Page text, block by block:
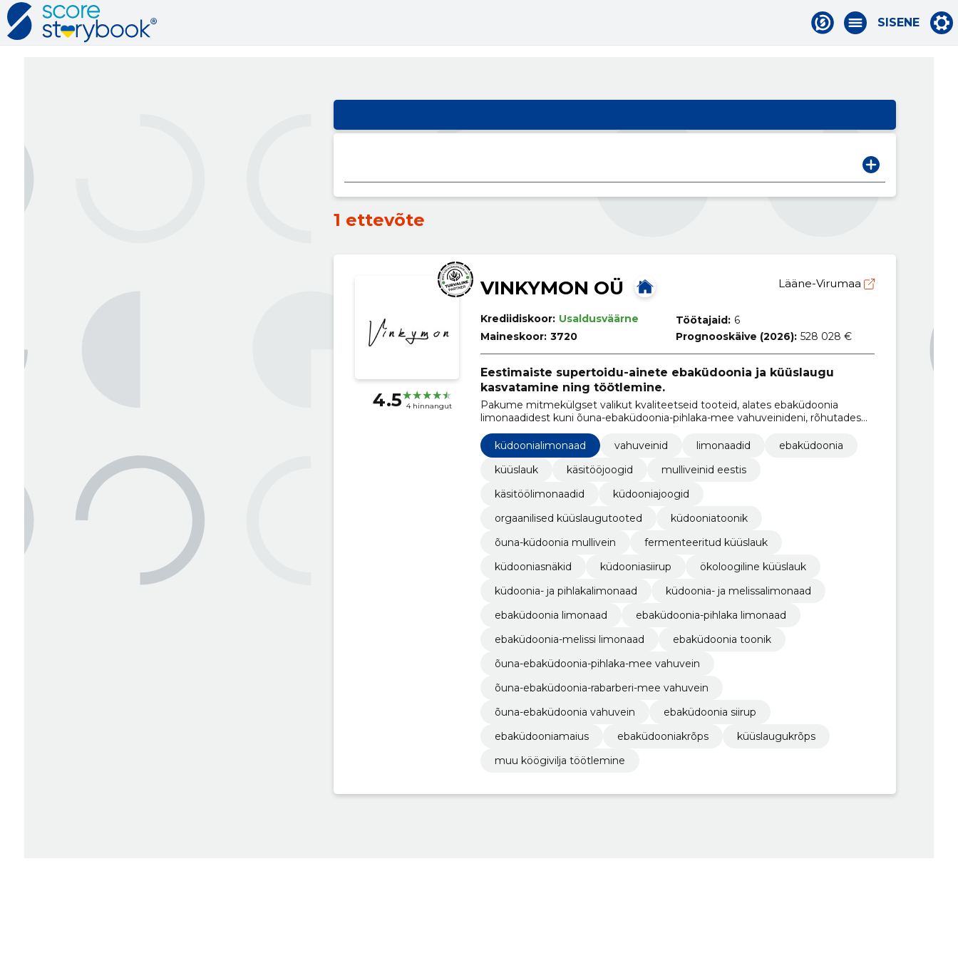
SISENE
1 ettevõte
4.5 4 hinnangut
VINKYMON OÜ Lääne-Virumaa
Krediidiskoor: Usaldusväärne
Maineskoor: 3720
Töötajaid: 6
Prognooskäive (2026): 528 028 €
Eestimaiste supertoidu-ainete ebaküdoonia ja küüslaugu
kasvatamine ning töötlemine.
Pakume mitmekülgset valikut kvaliteetseid tooteid, alates ebaküdoonia
limonaadidest kuni õuna-ebaküdoonia-pihlaka-mee vahuveinideni, rõhutades
tervislikkust ja looduslähedust.
küdoonialimonaad
vahuveinid limonaadid
ebaküdoonia
küüslauk
käsitööjoogid
mulliveinid eestis
käsitöölimonaadid
küdooniajoogid
orgaanilised küüslaugutooted
küdooniatoonik
õuna-küdoonia mullivein
fermenteeritud küüslauk
küdooniasnäkid
küdooniasiirup
ökoloogiline küüslauk
küdoonia- ja pihlakalimonaad
küdoonia- ja melissalimonaad
ebaküdoonia limonaad
ebaküdoonia-pihlaka limonaad
ebaküdoonia-melissi limonaad
ebaküdoonia toonik
õuna-ebaküdoonia-pihlaka-mee vahuvein
õuna-ebaküdoonia-rabarberi-mee vahuvein
õuna-ebaküdoonia vahuvein
ebaküdoonia siirup
ebaküdooniamaius
ebaküdooniakrõps
küüslaugukrõps
muu köögivilja töötlemine